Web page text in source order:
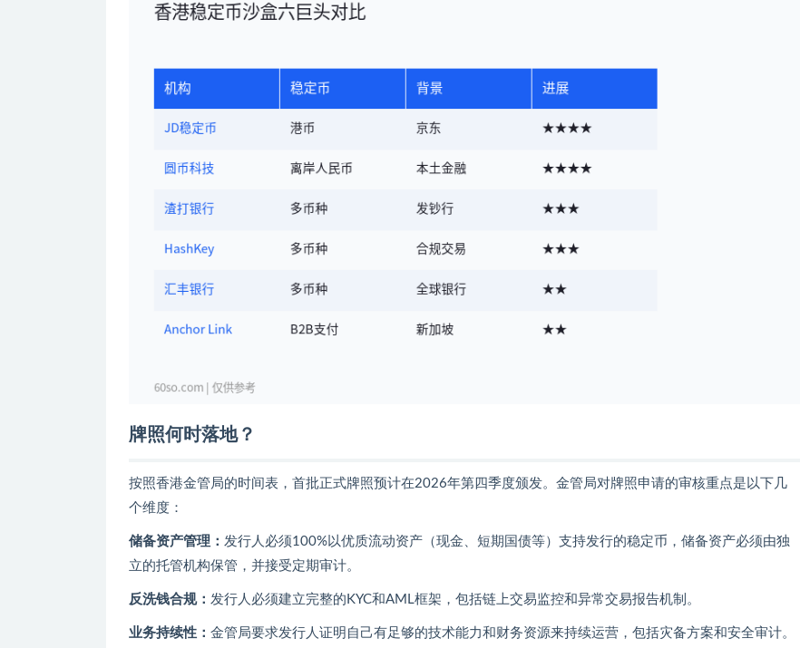
牌照何时落地？
按照香港金管局的时间表，首批正式牌照预计在2026年第四季度颁发。金管局对牌照申请的审核重点是以下几
个维度：
储备资产管理： 发行人必须100%以优质流动资产（现金、短期国债等）支持发行的稳定币，储备资产必须由独
立的托管机构保管，并接受定期审计。
反洗钱合规： 发行人必须建立完整的KYC和AML框架，包括链上交易监控和异常交易报告机制。
业务持续性： 金管局要求发行人证明自己有足够的技术能力和财务资源来持续运营，包括灾备方案和安全审计。